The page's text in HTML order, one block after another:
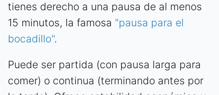
tienes derecho a una pausa de al menos
15 minutos, la famosa "pausa para el
bocadillo".
Puede ser partida (con pausa larga para
comer) o continua (terminando antes por